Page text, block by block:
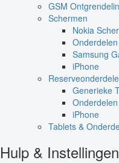
GSM
Schermen
Nokia
Samsung
iPhone
Generieke
iPhone
Tablets &
Hulp & Instellingen